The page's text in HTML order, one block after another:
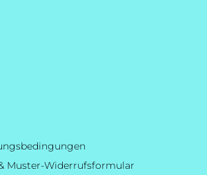
Muster-Widerrufsformular